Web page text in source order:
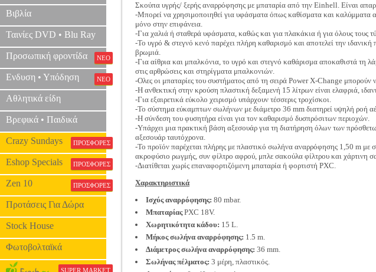
Βιβλία
Ταινίες DVD • Blu Ray
Προσωπική φροντίδα ΝΕΟ
Ενδυση • Υπόδηση ΝΕΟ
Αθλητικά είδη
Βρεφικά • Παιδικά
Crazy Sundays ΠΡΟΣΦΟΡΕΣ
Eshop Specials ΠΡΟΣΦΟΡΕΣ
Zen 10 ΠΡΟΣΦΟΡΕΣ
Προτάσεις Για Δώρα
Stock House
Φωτοβολταϊκά
SUPER MARKET
Σκούπα υγρής/ ξερής αναρρόφησης με μπαταρία από την Einhell. Είναι
-Μπορεί να χρησιμοποιηθεί για υφάσματα όπως καθίσματα και καλύμματα
μόνο στην επιφάνεια.
-Για χαλιά ή σταθερά υφάσματα, καθώς και για πλακάκια ή για όλους τους
-Το υγρό & στεγνό κενό παρέχει πλήρη καθαρισμό και αποτελεί την
βρωμιά.
-Για αίθρια και μπαλκόνια, το υγρό και στεγνό καθάρισμα αποκαθιστά τη
στις αρθρώσεις και στηρίγματα μπαλκονιών.
-Ολες οι μπαταρίες του συστήματος από τη σειρά Power X-Change μπορούν
-Η ανθεκτική στην κρούση πλαστική δεξαμενή 15 λίτρων είναι ελαφριά,
-Για εξαιρετικά εύκολο χειρισμό υπάρχουν τέσσερις τροχίσκοι.
-Το σύστημα εύκαμπτων σωλήνων με διάμετρο 36 mm διατηρεί υψηλή ροή
-Η σύνδεση του φυσητήρα είναι για τον καθαρισμό δυσπρόσιτων περιοχών.
-Υπάρχει μια πρακτική βάση αξεσουάρ για τη διατήρηση όλων των
αξεσουάρ ταυτόχρονα.
-Το προϊόν παρέχεται πλήρης με πλαστικό σωλήνα αναρρόφησης 1,50 m με
ακροφύσιο ρωγμής, συν φίλτρο αφρού, μπλε σακούλα φίλτρου και χάρτινη
-Διατίθεται χωρίς επαναφορτιζόμενη μπαταρία ή φορτιστή PXC.
Χαρακτηριστικά
Iσχύς αναρρόφησης: 80 mbar.
ΜπαταρίαςPXC 18V.
Χωρητικότητα κάδου: 15 L.
Μήκος σωλήνα αναρρόφησης: 1.5 m.
Διάμετρος σωλήνα αναρρόφησης: 36 mm.
Σωλήνας πέλματος: 3 μέρη, πλαστικός.